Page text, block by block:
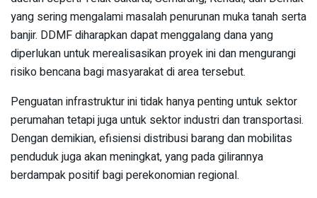
yang sering mengalami masalah penurunan muka tanah serta
banjir. DDMF diharapkan dapat menggalang dana yang
diperlukan untuk merealisasikan proyek ini dan mengurangi
risiko bencana bagi masyarakat di area tersebut.
Penguatan infrastruktur ini tidak hanya penting untuk sektor
perumahan tetapi juga untuk sektor industri dan transportasi.
Dengan demikian, efisiensi distribusi barang dan mobilitas
penduduk juga akan meningkat, yang pada gilirannya
berdampak positif bagi perekonomian regional.